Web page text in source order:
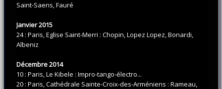
Saint-Saens, Fauré
Janvier 2015
24 : Paris, Eglise Saint-Merri : Chopin, Lopez Lopez, Bonardi,
Albeniz
Décembre 2014
10 : Paris, Le Kibele : Impro-tango-électro...
20 : Paris, Cathédrale Sainte-Croix-des-Arméniens : Rameau,